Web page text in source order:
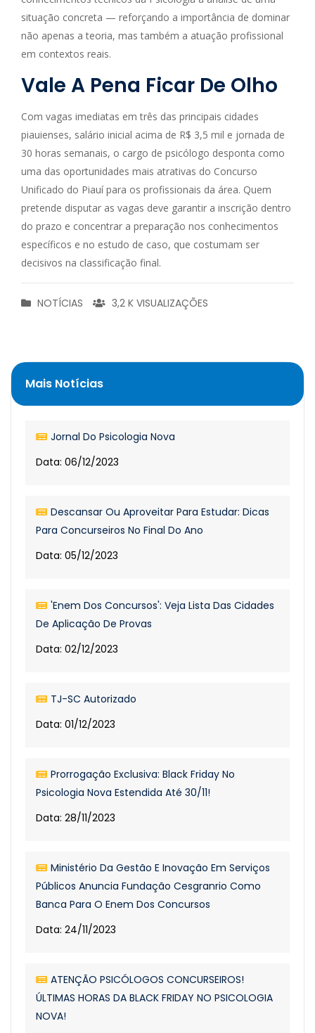
situação concreta — reforçando a importância de dominar
não apenas a teoria, mas também a atuação profissional
em contextos reais.
Vale A Pena Ficar De Olho
Com vagas imediatas em três das principais cidades
piauienses, salário inicial acima de R$ 3,5 mil e jornada de
30 horas semanais, o cargo de psicólogo desponta como
uma das oportunidades mais atrativas do Concurso
Unificado do Piauí para os profissionais da área. Quem
pretende disputar as vagas deve garantir a inscrição dentro
do prazo e concentrar a preparação nos conhecimentos
específicos e no estudo de caso, que costumam ser
decisivos na classificação final.
NOTÍCIAS 3,2 K VISUALIZAÇÕES
Mais Notícias
Jornal Do Psicologia Nova
Data: 06/12/2023
Descansar Ou Aproveitar Para Estudar: Dicas
Para Concurseiros No Final Do Ano
Data: 05/12/2023
'Enem Dos Concursos': Veja Lista Das Cidades
De Aplicação De Provas
Data: 02/12/2023
TJ-SC Autorizado
Data: 01/12/2023
Prorrogação Exclusiva: Black Friday No
Psicologia Nova Estendida Até 30/11!
Data: 28/11/2023
Ministério Da Gestão E Inovação Em Serviços
Públicos Anuncia Fundação Cesgranrio Como
Banca Para O Enem Dos Concursos
Data: 24/11/2023
ATENÇÃO PSICÓLOGOS CONCURSEIROS!
ÚLTIMAS HORAS DA BLACK FRIDAY NO PSICOLOGIA
NOVA!